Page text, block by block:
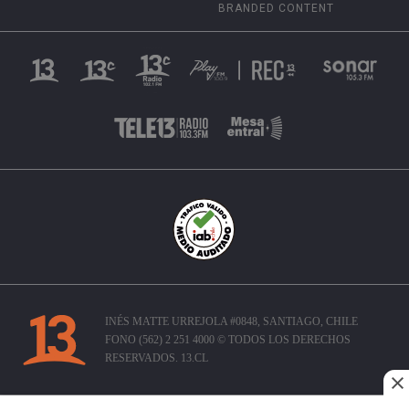
BRANDED CONTENT
INÉS MATTE URREJOLA #0848, SANTIAGO, CHILE
FONO (562) 2 251 4000 © TODOS LOS DERECHOS
RESERVADOS. 13.CL